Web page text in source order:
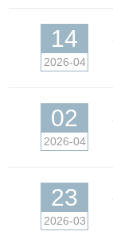
14
2026-04
02
2026-04
23
2026-03